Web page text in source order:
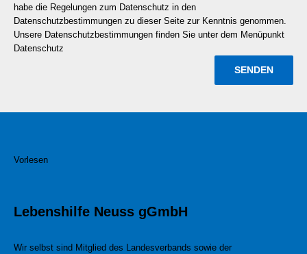
habe die Regelungen zum Datenschutz in den
Datenschutzbestimmungen zu dieser Seite zur Kenntnis genommen.
Unsere Datenschutzbestimmungen finden Sie unter dem Menüpunkt
Datenschutz
Vorlesen
Lebenshilfe Neuss gGmbH
Wir selbst sind Mitglied des Landesverbands sowie der